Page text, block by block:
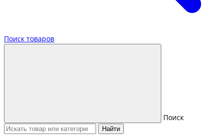
Поиск товаров
Поиск
Найти